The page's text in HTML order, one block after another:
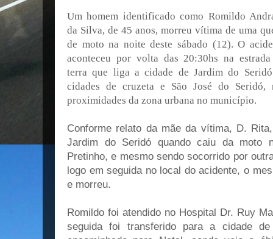
Um homem identificado como Romildo
da Silva, de 45 anos, morreu vítima de uma
de moto na noite deste sábado (12). O
aconteceu por volta das 20:30hs na
terra que liga a cidade de Jardim do
cidades de cruzeta e São José do Seridó,
proximidades da zona urbana no município.
Conforme relato da mãe da vítima, D.
Jardim do Seridó quando caiu da moto
Pretinho, e mesmo sendo socorrido por
logo em seguida no local do acidente, o
e morreu.
Romildo foi atendido no Hospital Dr. Ruy
seguida foi transferido para a cidade